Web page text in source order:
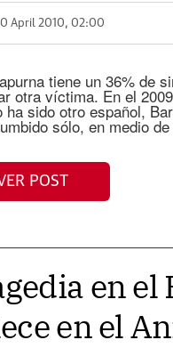
April 2010, 02:00
tiene un 36% de
otra víctima. En el
ha sido otro español,
sólo, en medio
POST
en el
en el